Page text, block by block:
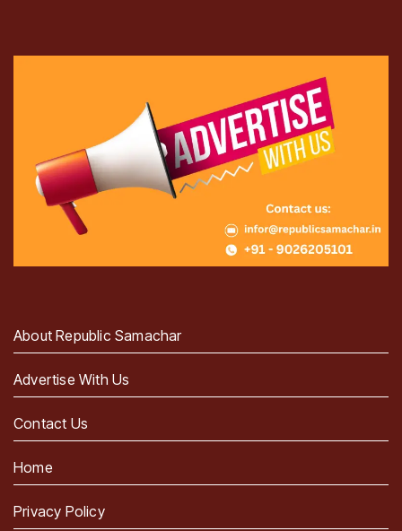
About Republic Samachar
Advertise With Us
Contact Us
Home
Privacy Policy